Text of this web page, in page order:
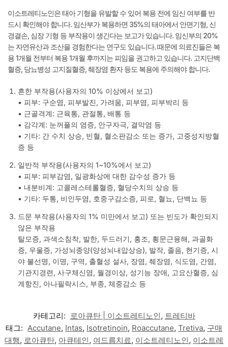
이소트레티노인은 태아 기형을 유발할 수 있어 복용 전에 임신 여부를 반
드시 확인해야 합니다. 임산부가 복용하면 35%의 태아에서 안면기형, 신
경결손, 심장 기형 등 부작용이 생긴다는 보고가 있습니다. 임신부의 20%
는 자연유산과 조산을 경험한다는 연구도 있습니다. 때문에 의료진들은 복
용 1개월 전부터 복용 1개월 후까지는 피임을 권고하고 있습니다. 고지단백
혈증, 당뇨병성 고지질혈증, 췌장염 환자 등도 복용에 주의해야 합니다.
흔한 부작용(사용자의 10% 이상에서 보고)
• 피부: 구순염, 피부발진, 가려움, 피부염, 피부박리 등
• 근골격계: 근육통, 관절통, 배통 등
• 감각계: 눈꺼풀의 염증, 안구자극, 결막염 등
• 기타: 간 수치 상승, 빈혈, 혈소판감소 또는 증가, 고중성지방혈
증 등
일반적 부작용(사용자의 1~10%에서 보고)
• 피부: 피부감염, 일광화상에 대한 감수성 증가 등
• 내분비계: 고콜레스테롤혈증, 혈당수치의 상승 등
• 기타: 두통, 비인두염, 호중구감소증, 피로, 혈뇨, 단백뇨 등
드문 부작용(사용자의 1% 미만에서 보고) 또는 빈도가 확인되지
않은 부작용
탈모증, 과색소침착, 발한, 두드러기, 홍조, 횡문근융해, 과골화
증, 우울증, 가성뇌종양(양성뇌내압상승), 발작, 졸음, 현기증, 시
야 불선명, 이명, 구역, 출혈성 설사, 장염, 췌장염, 식도염, 간염,
기관지경련, 사구체신염, 월경이상, 성기능 장애, 고요산혈증, 심
계항진, 아나필락시스, 부종, 체중감소 등
카테고리: 로아큐탄 | 이소트레티노인, 트레티바
태그: Accutane, Intas, Isotretinoin, Roaccutane, Tretiva, 구매
대행, 로아큐탄, 아큐테인, 여드름치료, 이소트레티노인, 이소트레